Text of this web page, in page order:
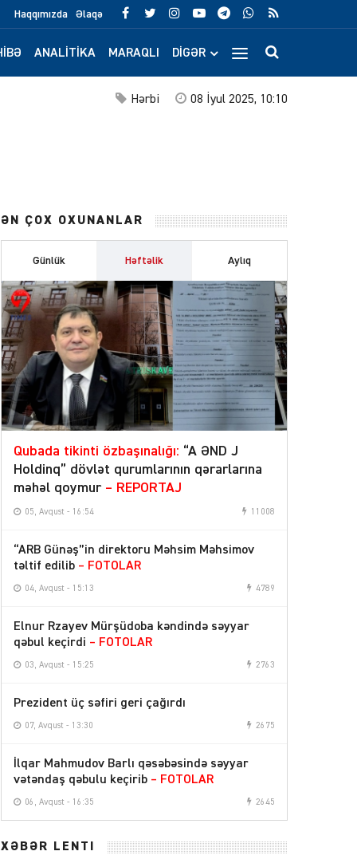
Haqqımızda Əlaqə
ANALITIKA MARAQLI DIGƏR
08 İyul 2025, 10:10
Hərbi
ƏN ÇOX OXUNANLAR
Günlük Həftəlik Aylıq
Qubada tikinti özbaşınalığı: “A ƏND J
Holdinq” dövlət qurumlarının qərarlarına
məhəl qoymur – REPORTAJ
05, Avqust - 16:54 11008
“ARB Günəş”in direktoru Məhsim Məhsimov
təltif edilib – FOTOLAR
04, Avqust - 15:13 4789
Elnur Rzayev Mürşüdoba kəndində səyyar
qəbul keçirdi – FOTOLAR
03, Avqust - 15:25 2763
Prezident üç səfiri geri çağırdı
07, Avqust - 13:30 2675
İlqar Mahmudov Barlı qəsəbəsində səyyar
vətəndaş qəbulu keçirib – FOTOLAR
06, Avqust - 16:35 2645
XƏBƏR LENTİ